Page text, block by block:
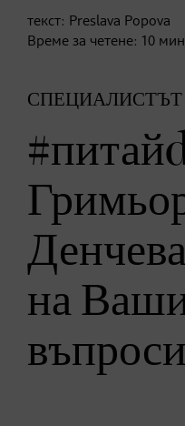
текст: Preslava Popova
Време за четене: 10 мин
СПЕЦИАЛИСТЪТ
на
въпроси